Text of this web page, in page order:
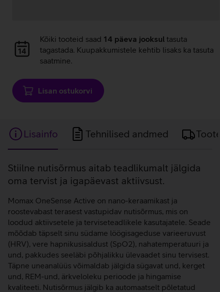
Andmete
laadimine
Kõiki tooteid saad 14 päeva jooksul tasuta
tagastada. Kuupakkumistele kehtib lisaks ka tasuta
saatmine.
Lisan ostukorvi
Lisainfo Tehnilised andmed
Lisainfo
Stiilne nutisõrmus aitab teadlikumalt jälgida
oma tervist ja igapäevast aktiivsust.
Momax OneSense Active on nano-keraamikast ja
roostevabast terasest vastupidav nutisõrmus, mis on
loodud aktiivsetele ja terviseteadlikele kasutajatele. Seade
mõõdab täpselt sinu südame löögisageduse varieeruvust
(HRV), vere hapnikusisaldust (SpO2), nahatemperatuuri ja
und, pakkudes seeläbi põhjalikku ülevaadet sinu tervisest.
Täpne uneanalüüs võimaldab jälgida sügavat und, kerget
und, REM-und, ärkveloleku perioode ja hingamise
kvaliteeti. Nutisõrmus jälgib ka automaatselt põletatud